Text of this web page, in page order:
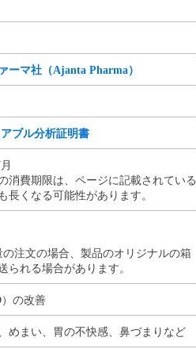
ーマ社（Ajanta Pharma）
ブル分析証明書
消費期限は、ページに記載されている
長くなる可能性があります。
の注文の場合、製品のオリジナルの箱
られる場合があります。
の改善
めまい、胃の不快感、鼻づまりなど